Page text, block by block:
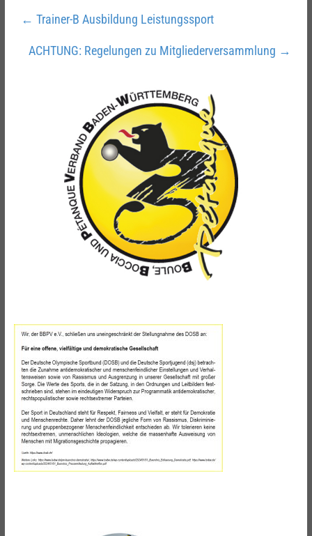
← Trainer-B Ausbildung Leistungssport
ACHTUNG: Regelungen zu Mitgliederversammlung →